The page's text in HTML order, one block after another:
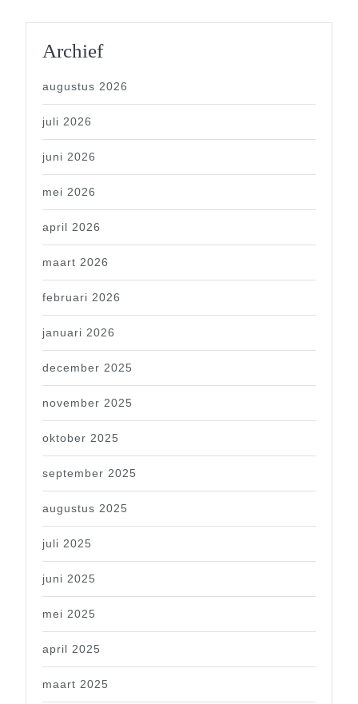
Archief
augustus 2026
juli 2026
juni 2026
mei 2026
april 2026
maart 2026
februari 2026
januari 2026
december 2025
november 2025
oktober 2025
september 2025
augustus 2025
juli 2025
juni 2025
mei 2025
april 2025
maart 2025